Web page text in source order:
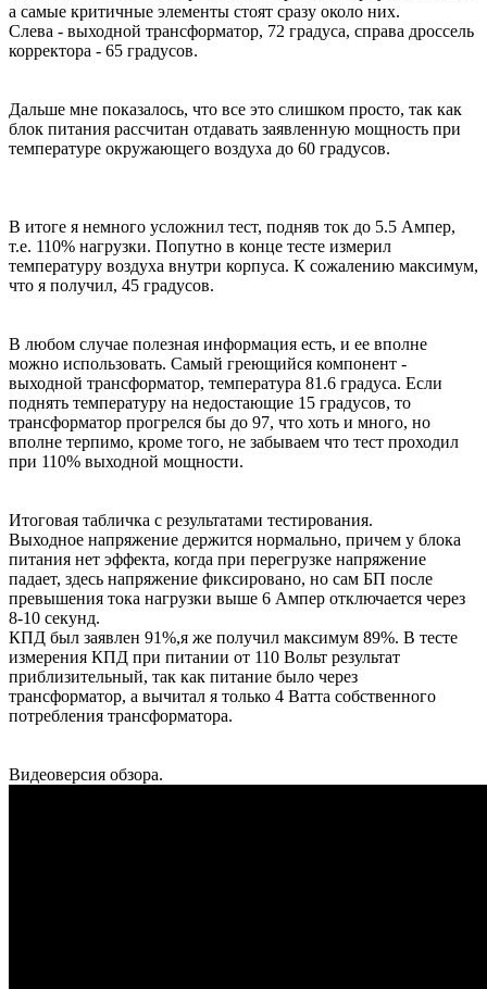
а самые критичные элементы стоят сразу около них.
Слева - выходной трансформатор, 72 градуса, справа дроссель
корректора - 65 градусов.
Дальше мне показалось, что все это слишком просто, так как
блок питания рассчитан отдавать заявленную мощность при
температуре окружающего воздуха до 60 градусов.
В итоге я немного усложнил тест, подняв ток до 5.5 Ампер,
т.е. 110% нагрузки. Попутно в конце тесте измерил
температуру воздуха внутри корпуса. К сожалению максимум,
что я получил, 45 градусов.
В любом случае полезная информация есть, и ее вполне
можно использовать. Самый греющийся компонент -
выходной трансформатор, температура 81.6 градуса. Если
поднять температуру на недостающие 15 градусов, то
трансформатор прогрелся бы до 97, что хоть и много, но
вполне терпимо, кроме того, не забываем что тест проходил
при 110% выходной мощности.
Итоговая табличка с результатами тестирования.
Выходное напряжение держится нормально, причем у блока
питания нет эффекта, когда при перегрузке напряжение
падает, здесь напряжение фиксировано, но сам БП после
превышения тока нагрузки выше 6 Ампер отключается через
8-10 секунд.
КПД был заявлен 91%,я же получил максимум 89%. В тесте
измерения КПД при питании от 110 Вольт результат
приблизительный, так как питание было через
трансформатор, а вычитал я только 4 Ватта собственного
потребления трансформатора.
Видеоверсия обзора.